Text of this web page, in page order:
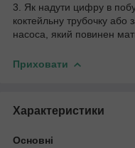
3. Як надути цифру в
коктейльну трубочку
насоса, який повинен
Приховати
Характеристики
Основні